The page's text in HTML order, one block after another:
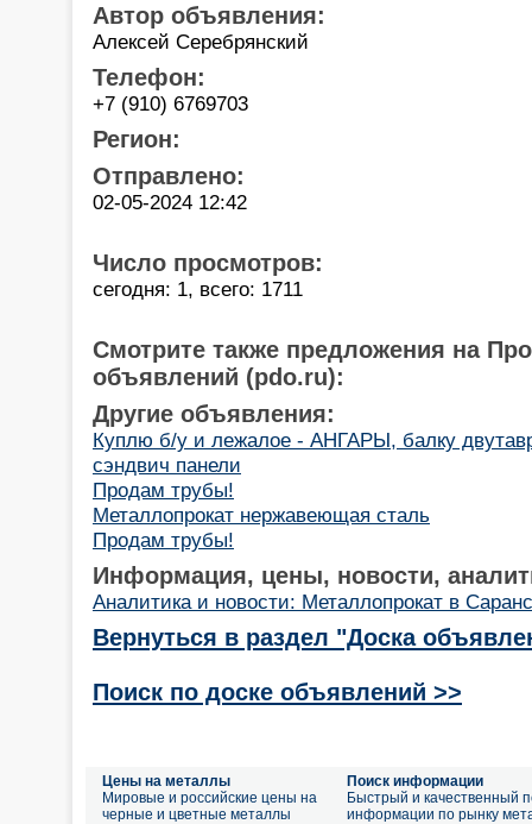
Автор объявления:
Алексей Серебрянский
Телефон:
+7 (910) 6769703
Регион:
Отправлено:
02-05-2024 12:42
Число просмотров:
сегодня: 1, всего: 1711
Смотрите также предложения на
объявлений (pdo.ru):
Другие объявления:
Куплю б/у и лежалое - АНГАРЫ, балку
сэндвич панели
Продам трубы!
Металлопрокат нержавеющая сталь
Продам трубы!
Информация, цены, новости,
Аналитика и новости: Металлопрокат в
Вернуться в раздел "Доска
Поиск по доске объявлений >>
Цены на металлы
Мировые и российские цены на
черные и цветные металлы
Поиск информации
Быстрый и качественный
информации по рынку